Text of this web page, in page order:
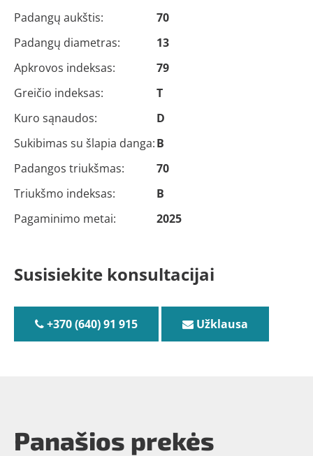
Padangų aukštis:
70
Padangų diametras:
13
Apkrovos indeksas:
79
Greičio indeksas:
T
Kuro sąnaudos:
D
Sukibimas su šlapia danga:B
Padangos triukšmas:
70
Triukšmo indeksas:
B
Pagaminimo metai:
2025
Susisiekite konsultacijai
+370 (640) 91 915 Užklausa
Panašios prekės